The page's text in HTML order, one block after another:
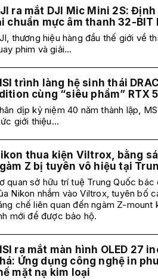
ra mắt DJI Mic Mini 2S:
chuẩn mực âm thanh 32-BIT
thương hiệu hàng đầu thế giới về
phim và giải...
trình làng hệ sinh thái
cùng “siêu phẩm” RTX
dịp kỷ niệm 40 năm thành lập,
giới thiệu...
thua kiện Viltrox, bằng
Z bị tuyên vô hiệu tại
quan sở hữu trí tuệ Trung Quốc bác
Nikon nhắm vào Viltrox, tuyên bố
chế liên quan đến ngàm Z-mount
mới để được bảo hộ.
ra mắt màn hình OLED 27
Ứng dụng công nghệ in
mặt nạ kim loại